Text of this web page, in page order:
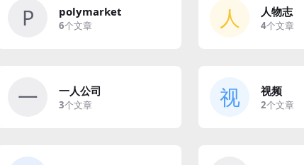
P polymarket
6个文章 人 人物志
4个文章
一 一人公司
3个文章 视 视频
2个文章